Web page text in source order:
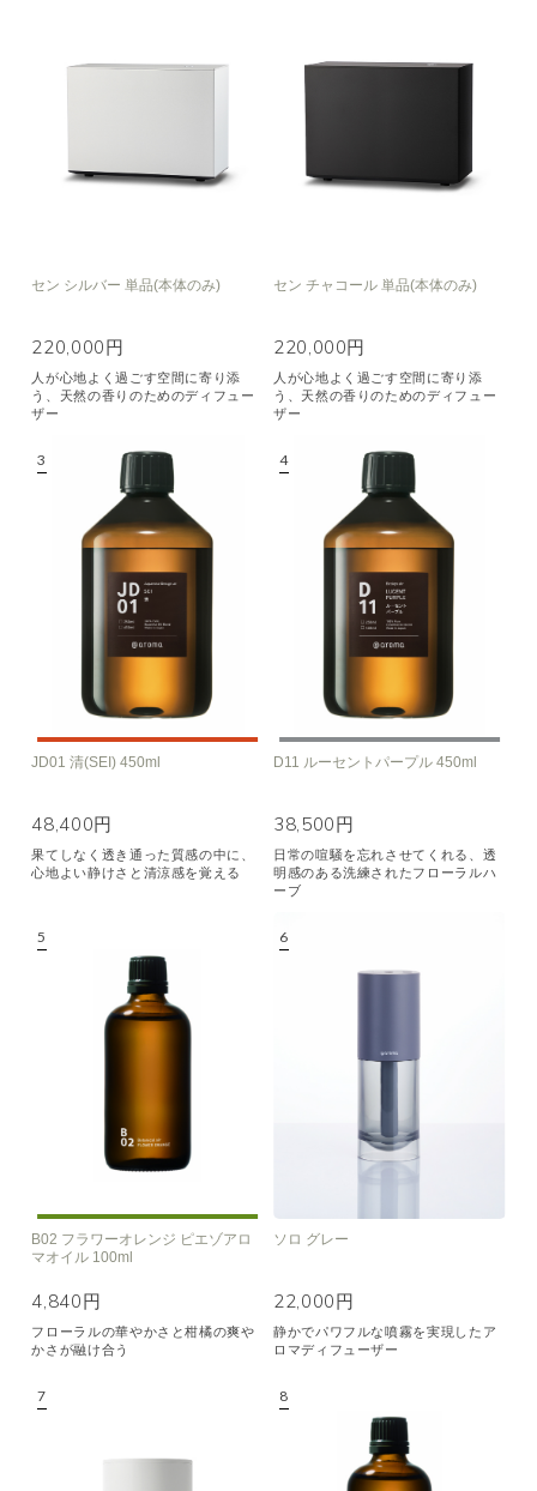
セン シルバー 単品(本体のみ)
220,000円
人が心地よく過ごす空間に寄り添
う、天然の香りのためのディフュー
ザー
セン チャコール 単品(本体のみ)
220,000円
人が心地よく過ごす空間に寄り添
う、天然の香りのためのディフュー
ザー
JD01 清(SEI) 450ml
48,400円
果てしなく透き通った質感の中に、
心地よい静けさと清涼感を覚える
D11 ルーセントパープル 450ml
38,500円
日常の喧騒を忘れさせてくれる、透
明感のある洗練されたフローラルハ
ーブ
B02 フラワーオレンジ ピエゾアロ
マオイル 100ml
4,840円
フローラルの華やかさと柑橘の爽や
かさが融け合う
ソロ グレー
22,000円
静かでパワフルな噴霧を実現したア
ロマディフューザー